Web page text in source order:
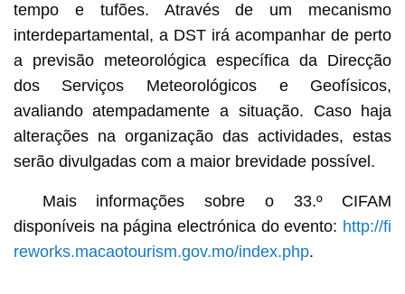
tempo e tufões. Através de um mecanismo
interdepartamental, a DST irá acompanhar de perto
a previsão meteorológica específica da Direcção
dos Serviços Meteorológicos e Geofísicos,
avaliando atempadamente a situação. Caso haja
alterações na organização das actividades, estas
serão divulgadas com a maior brevidade possível.
Mais informações sobre o 33.º CIFAM
disponíveis na página electrónica do evento: http://fi
reworks.macaotourism.gov.mo/index.php.